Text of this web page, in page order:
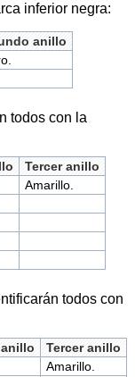
inferior negra:
anillo
todos con la
Tercer anillo
Amarillo.
todos con
Tercer anillo
Amarillo.